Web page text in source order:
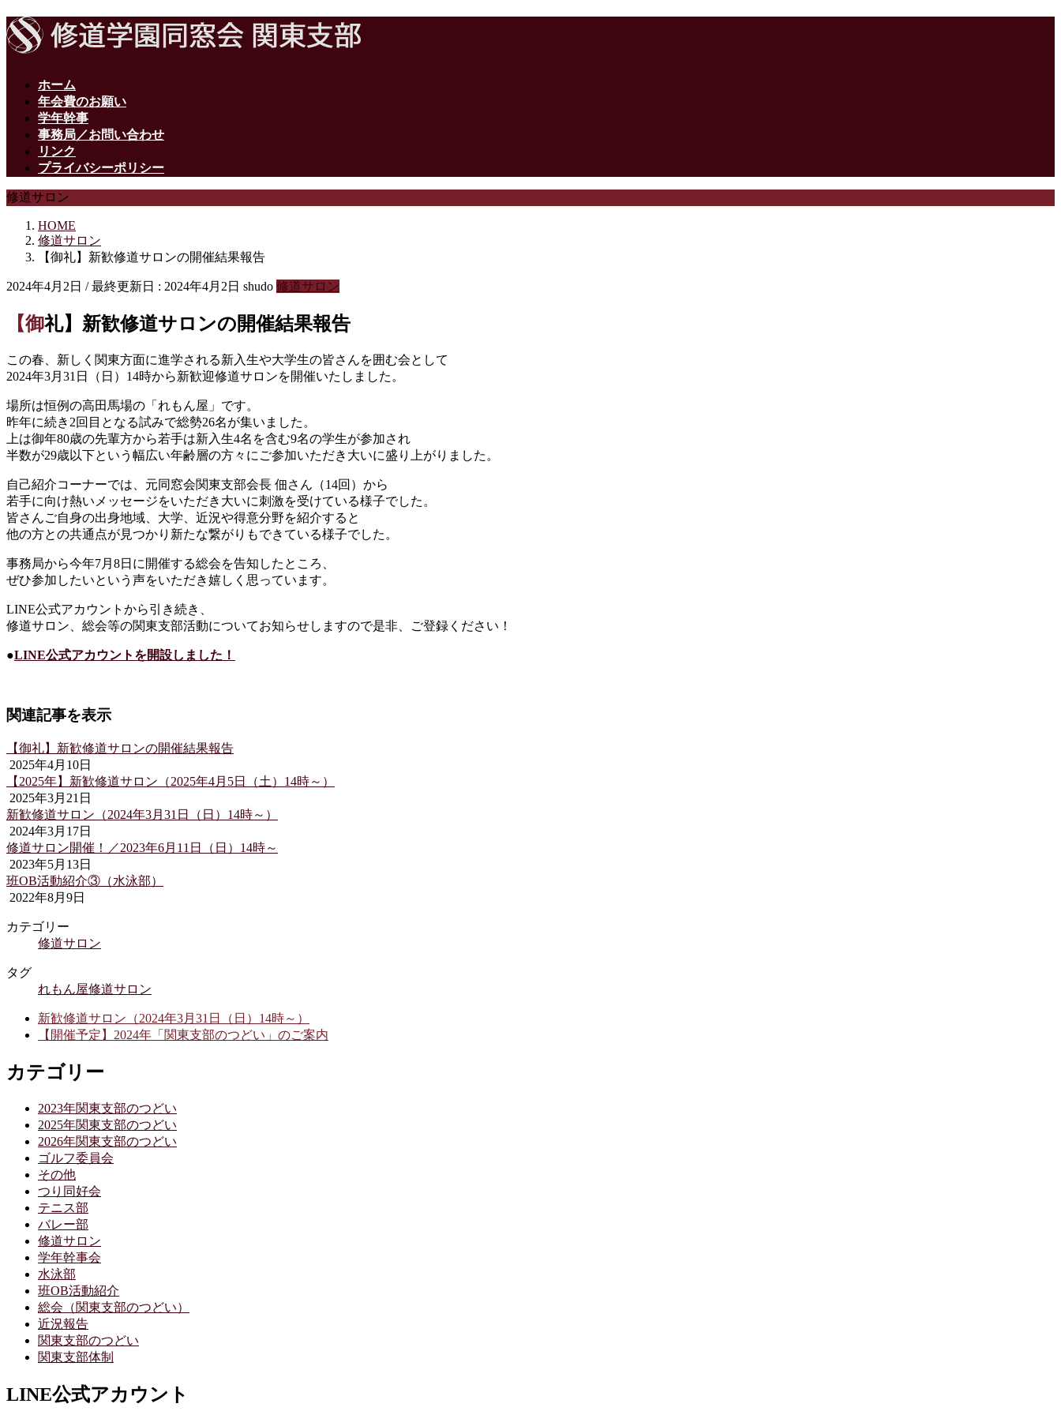
ホーム
年会費のお願い
学年幹事
事務局／お問い合わせ
リンク
プライバシーポリシー
修道サロン
HOME
修道サロン
【御礼】新歓修道サロンの開催結果報告
2024年4月2日 / 最終更新日 : 2024年4月2日 shudo 修道サロン
【御礼】新歓修道サロンの開催結果報告
この春、新しく関東方面に進学される新入生や大学生の皆さんを囲む会として
2024年3月31日（日）14時から新歓迎修道サロンを開催いたしました。
場所は恒例の高田馬場の「れもん屋」です。
昨年に続き2回目となる試みで総勢26名が集いました。
上は御年80歳の先輩方から若手は新入生4名を含む9名の学生が参加され
半数が29歳以下という幅広い年齢層の方々にご参加いただき大いに盛り上がりました。
自己紹介コーナーでは、元同窓会関東支部会長 佃さん（14回）から
若手に向け熱いメッセージをいただき大いに刺激を受けている様子でした。
皆さんご自身の出身地域、大学、近況や得意分野を紹介すると
他の方との共通点が見つかり新たな繋がりもできている様子でした。
事務局から今年7月8日に開催する総会を告知したところ、
ぜひ参加したいという声をいただき嬉しく思っています。
LINE公式アカウントから引き続き、
修道サロン、総会等の関東支部活動についてお知らせしますので是非、ご登録ください！
●LINE公式アカウントを開設しました！
関連記事を表示
【御礼】新歓修道サロンの開催結果報告
2025年4月10日
【2025年】新歓修道サロン（2025年4月5日（土）14時～）
2025年3月21日
新歓修道サロン（2024年3月31日（日）14時～）
2024年3月17日
修道サロン開催！／2023年6月11日（日）14時～
2023年5月13日
班OB活動紹介③（水泳部）
2022年8月9日
カテゴリー
修道サロン
タグ
れもん屋修道サロン
新歓修道サロン（2024年3月31日（日）14時～）
【開催予定】2024年「関東支部のつどい」のご案内
カテゴリー
2023年関東支部のつどい
2025年関東支部のつどい
2026年関東支部のつどい
ゴルフ委員会
その他
つり同好会
テニス部
バレー部
修道サロン
学年幹事会
水泳部
班OB活動紹介
総会（関東支部のつどい）
近況報告
関東支部のつどい
関東支部体制
LINE公式アカウント